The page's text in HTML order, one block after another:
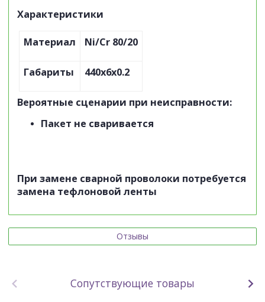
Характеристики
Материал Ni/Cr 80/20
Габариты 440х6х0.2
Вероятные сценарии при неисправности:
Пакет не сваривается
При замене сварной проволоки потребуется
замена тефлоновой ленты
Отзывы
Сопутствующие товары